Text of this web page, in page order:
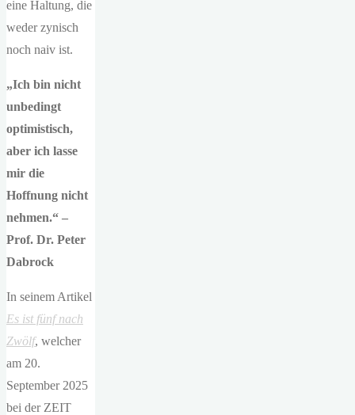
eine Haltung, die
weder zynisch
noch naiv ist.
„Ich bin nicht
unbedingt
optimistisch,
aber ich lasse
mir die
Hoffnung nicht
nehmen.“ –
Prof. Dr. Peter
Dabrock
In seinem Artikel
Es ist fünf nach
Zwölf, welcher
am 20.
September 2025
bei der ZEIT